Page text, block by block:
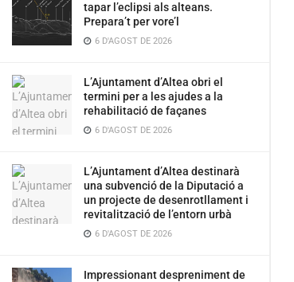
tapar l’eclipsi als alteans.
Prepara’t per vore’l
6 D'AGOST DE 2026
L’Ajuntament d’Altea obri el
termini per a les ajudes a la
rehabilitació de façanes
6 D'AGOST DE 2026
L’Ajuntament d’Altea destinarà
una subvenció de la Diputació a
un projecte de desenrotllament i
revitalització de l’entorn urbà
6 D'AGOST DE 2026
Impressionant despreniment de